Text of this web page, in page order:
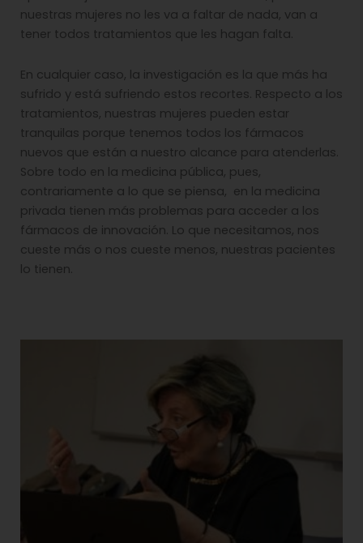
nuestras mujeres no les va a faltar de nada, van a
tener todos tratamientos que les hagan falta.
En cualquier caso, la investigación es la que más ha
sufrido y está sufriendo estos recortes. Respecto a los
tratamientos, nuestras mujeres pueden estar
tranquilas porque tenemos todos los fármacos
nuevos que están a nuestro alcance para atenderlas.
Sobre todo en la medicina pública, pues,
contrariamente a lo que se piensa, en la medicina
privada tienen más problemas para acceder a los
fármacos de innovación. Lo que necesitamos, nos
cueste más o nos cueste menos, nuestras pacientes
lo tienen.